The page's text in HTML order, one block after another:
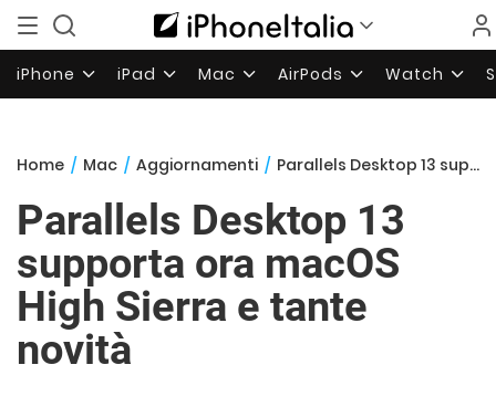
iPhone iPad Mac AirPods Watch
Home / Mac / Aggiornamenti / Parallels Desktop 13 supporta ora macOS High Sierra e tante novità
Parallels Desktop 13
supporta ora macOS
High Sierra e tante
novità